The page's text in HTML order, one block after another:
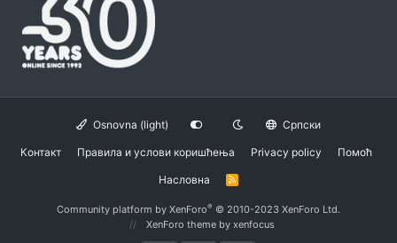
Osnovna (light) Српски
Контакт Правила и услови коришћења Privacy policy Помоћ
Насловна
R
Community platform by XenForo® © 2010-2023 XenForo Ltd.
XenForo theme by xenfocus